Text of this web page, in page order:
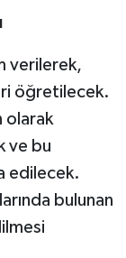
verilerek,
öğretilecek.
olarak
ve bu
edilecek.
bulunan